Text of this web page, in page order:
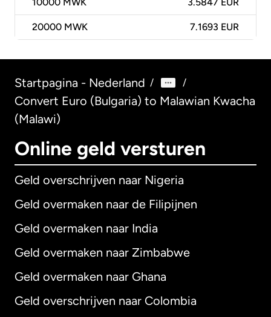
10000 MWK 3.5847 EUR
20000 MWK 7.1693 EUR
Startpagina - Nederland / /
Convert Euro (Bulgaria) to Malawian Kwacha
(Malawi)
Online geld versturen
Geld overschrijven naar Nigeria
Geld overmaken naar de Filipijnen
Geld overmaken naar India
Geld overmaken naar Zimbabwe
Geld overmaken naar Ghana
Geld overschrijven naar Colombia